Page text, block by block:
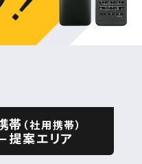
帯 （社用携帯）
提案エリア